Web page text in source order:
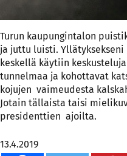
Turun kaupungintalon
ja juttu luisti.
keskellä käytiin
tunnelmaa ja kohottavat
kojujen vaimeudesta
Jotain tällaista taisi
presidenttien ajoilta.
13.4.2019